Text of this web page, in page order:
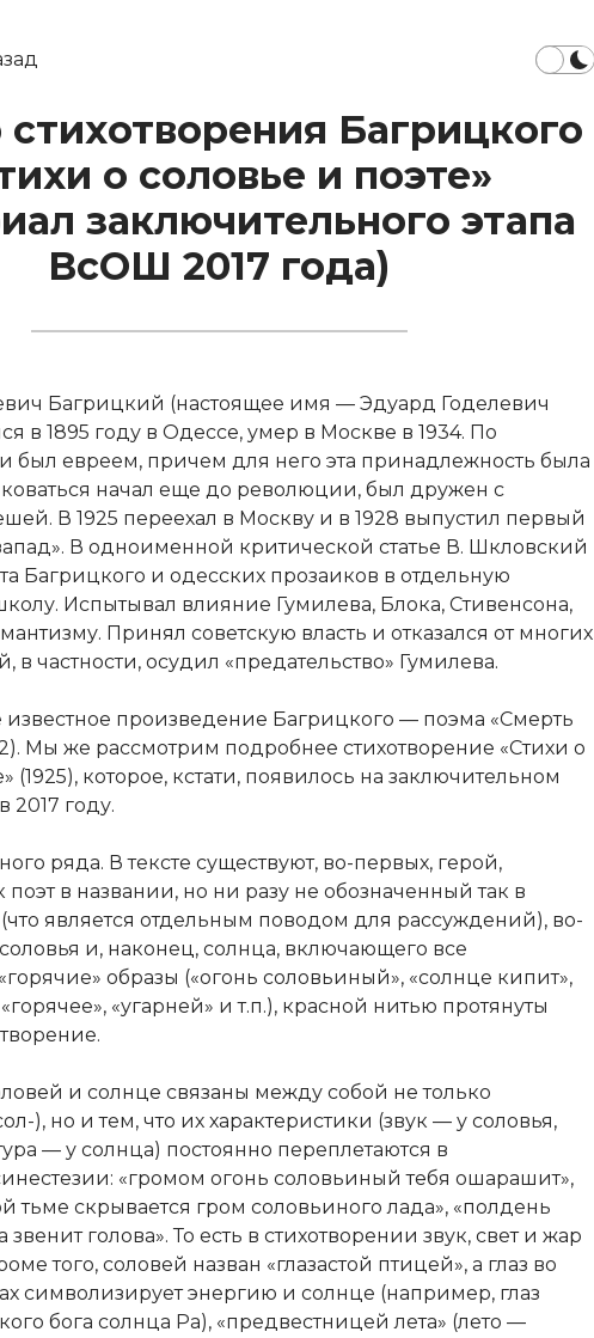
стихотворения Багрицкого
о соловье и поэте»
заключительного этапа
ВсОШ 2017 года)
Багрицкий (настоящее имя — Эдуард Годелевич
в 1895 году в Одессе, умер в Москве в 1934. По
был евреем, причем для него эта принадлежность была
начал еще до революции, был дружен с
В 1925 переехал в Москву и в 1928 выпустил первый
В одноименной критической статье В. Шкловский
Багрицкого и одесских прозаиков в отдельную
Испытывал влияние Гумилева, Блока, Стивенсона,
Принял советскую власть и отказался от многих
в частности, осудил «предательство» Гумилева.
известное произведение Багрицкого — поэма «Смерть
Мы же рассмотрим подробнее стихотворение «Стихи о
(1925), которое, кстати, появилось на заключительном
2017 году.
ряда. В тексте существуют, во-первых, герой,
в названии, но ни разу не обозначенный так в
является отдельным поводом для рассуждений), во-
и, наконец, солнца, включающего все
образы («огонь соловьиный», «солнце кипит»,
«горячее», «угарней» и т.п.), красной нитью протянуты
и солнце связаны между собой не только
), но и тем, что их характеристики (звук — у соловья,
— у солнца) постоянно переплетаются в
«громом огонь соловьиный тебя ошарашит»,
тьме скрывается гром соловьиного лада», «полдень
звенит голова». То есть в стихотворении звук, свет и жар
того, соловей назван «глазастой птицей», а глаз во
символизирует энергию и солнце (например, глаз
бога солнца Ра), «предвестницей лета» (лето —